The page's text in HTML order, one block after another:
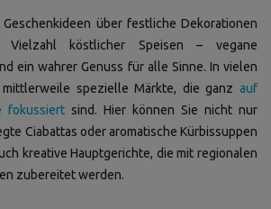
über festliche Dekorationen
köstlicher Speisen – vegane
ein wahrer Genuss für alle Sinne. In vielen
spezielle Märkte, die ganz auf
fokussiert sind. Hier können Sie nicht nur
Ciabattas oder aromatische Kürbissuppen
kreative Hauptgerichte, die mit regionalen
zubereitet werden.